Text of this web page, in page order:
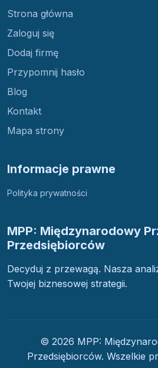
Strona główna
Zaloguj się
Dodaj firmę
Przypomnij hasło
Blog
Kontakt
Mapa strony
Informacje prawne
Polityka prywatności
MPP: Międzynarodowy
Przedsiębiorców
Decyduj z przewagą. Nasza
Twojej biznesowej strategii.
© 2026 MPP:
Przedsiębiorców. Wszelkie